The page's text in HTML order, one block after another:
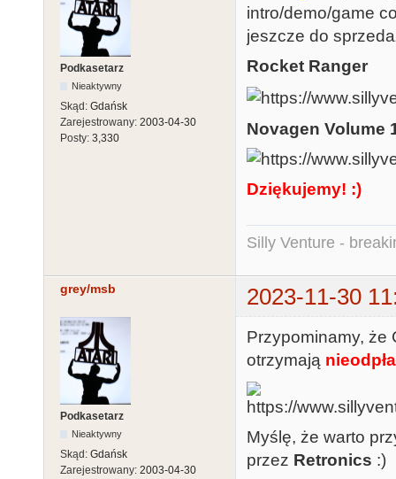
Podkasetarz
Nieaktywny
Skąd: Gdańsk
Zarejestrowany: 2003-04-30
Posty: 3,330
intro/demo/game
jeszcze do
Rocket Ranger
Novagen Volume
Dziękujemy! :)
Silly Venture -
grey/msb 2023-11-30
Podkasetarz
Nieaktywny
Skąd: Gdańsk
Zarejestrowany: 2003-04-30
Przypominamy, że
otrzymają
Myślę, że warto
przez Retronics :)